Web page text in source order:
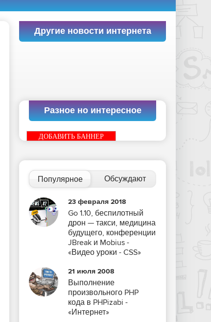
Другие новости интернета
Разное но интересное
ДОБАВИТЬ БАННЕР
Популярное Обсуждают
23 февраля 2018
Go 1.10, беспилотный
дрон — такси, медицина
будущего, конференции
JBreak и Mobius -
«Видео уроки - CSS»
21 июля 2008
Выполнение
произвольного PHP
кода в PHPizabi -
«Интернет»